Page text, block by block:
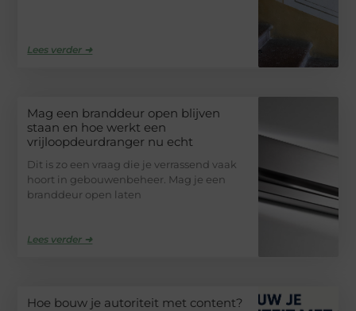
Lees verder ➜
Mag een branddeur open blijven
staan en hoe werkt een
vrijloopdeurdranger nu echt
Dit is zo een vraag die je verrassend vaak
hoort in gebouwenbeheer. Mag je een
branddeur open laten
Lees verder ➜
Hoe bouw je autoriteit met content?